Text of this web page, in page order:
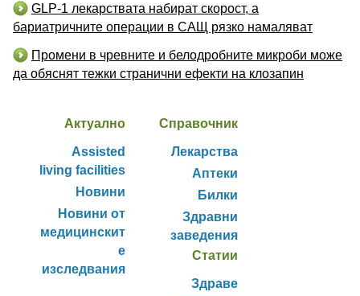
GLP-1 лекарствата набират скорост, а
бариатричните операции в САЩ рязко намаляват
Промени в чревните и белодробните микроби може
да обяснят тежки странични ефекти на клозапин
Актуално
Assisted
living facilities
Новини
Новини от
медицинскит
е
изследвания
Справочник
Лекарства
Аптеки
Билки
Здравни
заведения
Статии
Здраве